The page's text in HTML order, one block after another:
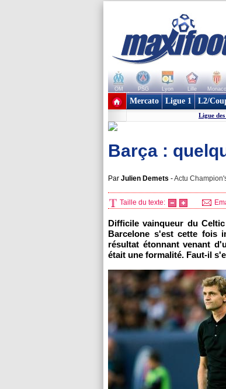
OM PSG Lyon Lille Monaco
+ de clubs
Mercato Ligue 1 L2/
Ligue
Barça :
Par Julien Demets -Actu
Taille du texte:
Difficile vainqueur du
Barcelone s'est cette fois
résultat étonnant venant
était une formalité. Faut-il